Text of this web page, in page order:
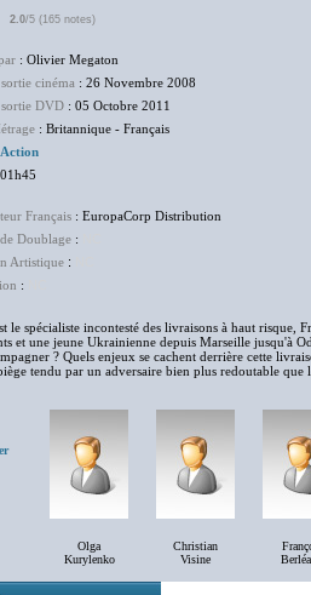
2.0/5 (165 notes)
: Olivier Megaton
cinéma : 26 Novembre 2008
sortie DVD : 05 Octobre 2011
: Britannique - Français
Action
Français : EuropaCorp Distribution
Doublage :
Artistique :
:
le spécialiste incontesté des livraisons à haut
et une jeune Ukrainienne depuis Marseille jusqu'à
? Quels enjeux se cachent derrière cette
tendu par un adversaire bien plus redoutable que
Olga
Kurylenko
Christian
Visine